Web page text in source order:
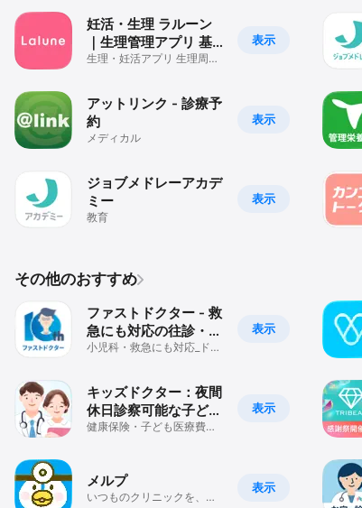
表示
妊活・生理 ラルーン
｜生理管理アプリ 基
礎体温・周期やピル
生理・妊活アプリ 生理周期
表示
アットリンク - 診療予
約
メディカル
表示
ジョブメドレーアカデ
ミー
教育
その他のおすすめ
表示
ファストドクター - 救
急にも対応の往診・オ
ンライン診療
小児科・救急にも対応_ドク
表示
キッズドクター：夜間
休日診察可能な子ども
向けオンライン診療
健康保険・子ども医療費助
表示
メルプ
いつものクリニックを、あ